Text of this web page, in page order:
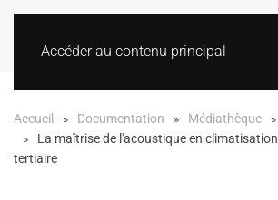
Accéder au contenu principal
Accueil Documentation Médiathèque
La maîtrise de l'acoustique en
tertiaire